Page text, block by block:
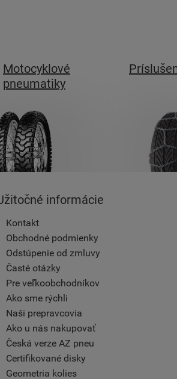
Motocyklové
pneumatiky
informácie
Kontakt
Obchodné podmienky
Odstúpenie od zmluvy
Časté otázky
Pre veľkoobchodníkov
Ako sme rýchli
Naši prepravcovia
Ako u nás nakupovať
Česká verze AZ pneu
Certifikované disky
Geometria kolies